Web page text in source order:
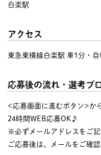
白楽駅
アクセス
東急東横線白楽駅 車1分・
応募後の流れ・選考プ
<応募画面に進むボタン>か
24時間WEB応募OK♪
※必ずメールアドレスをご記
ご応募後は、メールをご確認